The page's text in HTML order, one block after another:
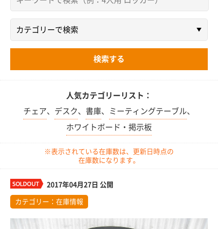
人気カテゴリーリスト：
チェア、 デスク、 書庫、 ミーティングテーブル、
ホワイトボード・掲示板
※表示されている在庫数は、更新日時点の
在庫数になります。
2017年04月27日 公開
カテゴリー： 在庫情報